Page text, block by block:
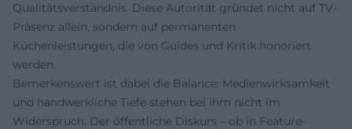
Qualitätsverständnis. Diese Autorität gründet nicht auf TV-
Präsenz allein, sondern auf permanenten
Küchenleistungen, die von Guides und Kritik honoriert
werden.
Bemerkenswert ist dabei die Balance: Medienwirksamkeit
und handwerkliche Tiefe stehen bei ihm nicht im
Widerspruch. Der öffentliche Diskurs – ob in Feature-